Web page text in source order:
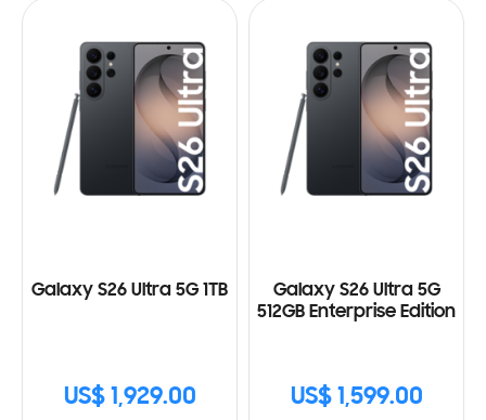
Galaxy S26 Ultra 5G 1TB
US$ 1,929.00
Galaxy S26 Ultra 5G
512GB Enterprise Edition
US$ 1,599.00